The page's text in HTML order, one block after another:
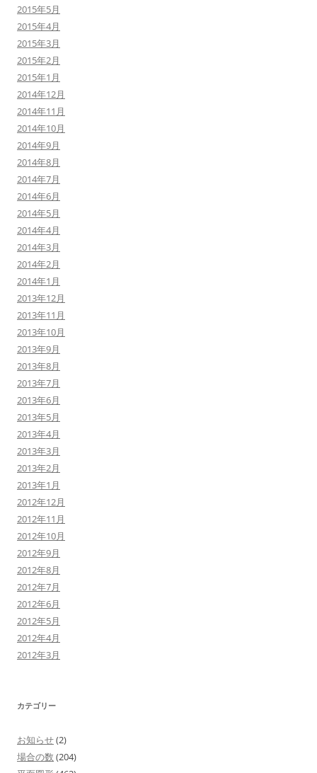
2015年5月
2015年4月
2015年3月
2015年2月
2015年1月
2014年12月
2014年11月
2014年10月
2014年9月
2014年8月
2014年7月
2014年6月
2014年5月
2014年4月
2014年3月
2014年2月
2014年1月
2013年12月
2013年11月
2013年10月
2013年9月
2013年8月
2013年7月
2013年6月
2013年5月
2013年4月
2013年3月
2013年2月
2013年1月
2012年12月
2012年11月
2012年10月
2012年9月
2012年8月
2012年7月
2012年6月
2012年5月
2012年4月
2012年3月
カテゴリー
お知らせ(2)
場合の数 (204)